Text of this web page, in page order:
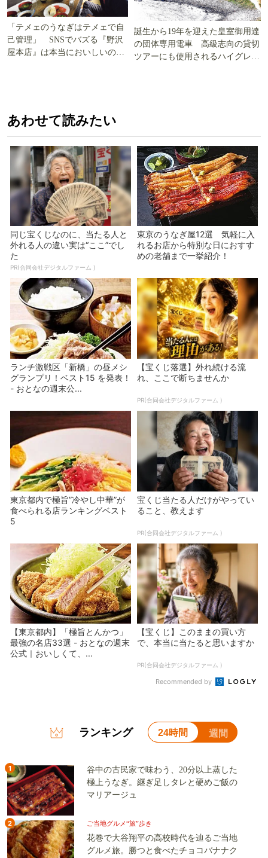
「テメェのうなぎはテメェで自
己管理」 SNSでバズる『野沢
屋本店』は本当においしいの
誕生から19年を迎えた皇室御用達
の団体専用電車 高級志向の貸切
ツアーにも使用されるハイグレー
あわせて読みたい
同じ宝くじなのに、当たる人と
外れる人の違い実は“ここ”でし
た
PR(合同会社デジタルファーム )
東京のうなぎ屋12選 気軽に入
れるお店から特別な日におすす
めの老舗まで一挙紹介！
ランチ激戦区「新橋」の昼メシ
グランプリ！ベスト15 を発表！
- おとなの週末公...
【宝くじ落選】外れ続ける流
れ、ここで断ちませんか
PR(合同会社デジタルファーム )
東京都内で極旨”冷やし中華”が
食べられる店ランキングベスト
5
宝くじ当たる人だけがやってい
ること、教えます
PR(合同会社デジタルファーム )
【東京都内】「極旨とんかつ」
最強の名店33選 - おとなの週末
公式｜おいしくて、...
【宝くじ】このままの買い方
で、本当に当たると思いますか
PR(合同会社デジタルファーム )
Recommended by
ランキング 24時間 週間
1
谷中の古民家で味わう、20分以上蒸した
極上うなぎ。継ぎ足しタレと硬めご飯の
マリアージュ
2 ご当地グルメ“旅”歩き
花巻で大谷翔平の高校時代を辿るご当地
グルメ旅。勝つと食べたチョコバナナク